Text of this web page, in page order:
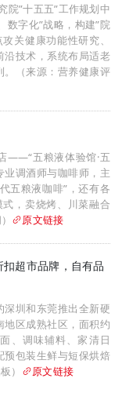
院”十五五”工作规划中
数字化”战略，构建”院
关健康功能性研究、
沿技术，系统布局适老
。（来源：营养健康评
——“五粮液体验馆·五
业调酒师与咖啡师，主
五粮液咖啡”，还有各
，卖烧烤、川菜融合
原文链接
超市品牌，自有品
圳和东莞推出全新硬
区成熟社区，面积约
、调味辅料、家清日
包装生鲜与短保烘焙
）
原文链接